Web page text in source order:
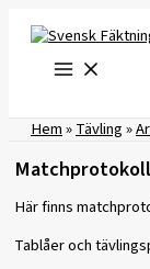
innehåll
Hem»Tävling»
Matchprotokoll
Här finns
Tablåer och